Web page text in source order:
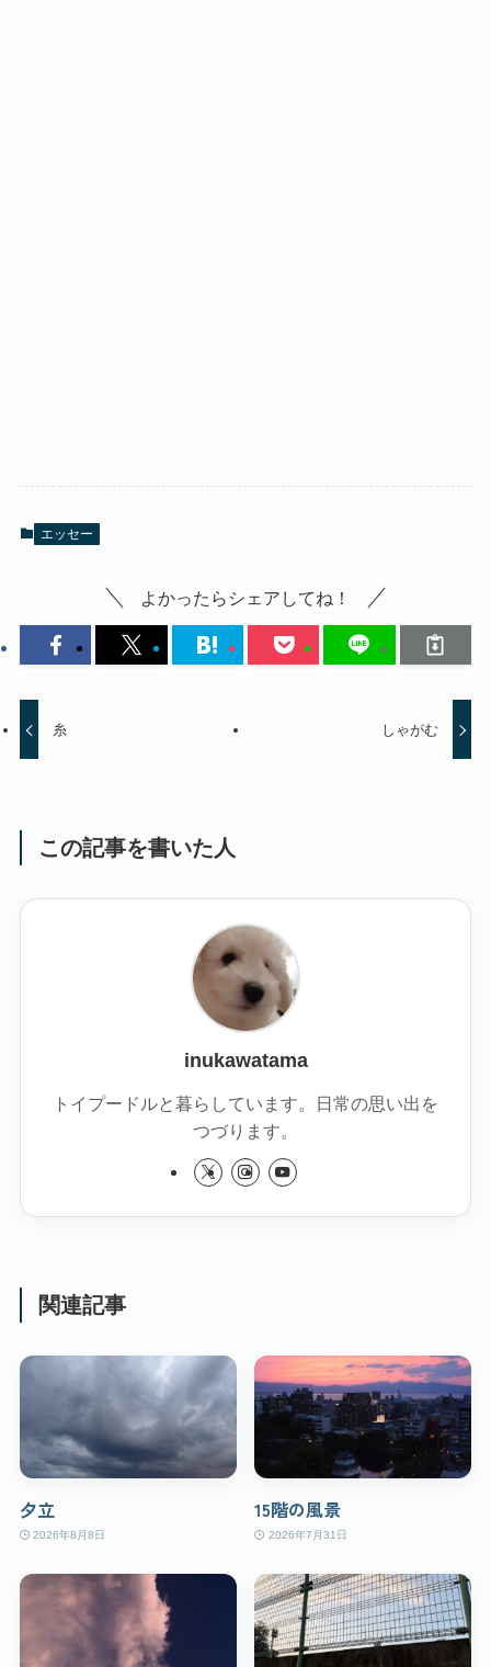
エッセー
よかったらシェアしてね！
糸 しゃがむ
この記事を書いた人
inukawatama
トイプードルと暮らしています。日常の思い出を
つづります。
関連記事
夕立
2026年8月8日
15階の風景
2026年7月31日